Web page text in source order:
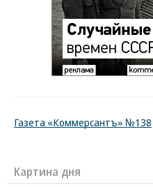
Газета «Коммерсантъ» №138
Картина дня